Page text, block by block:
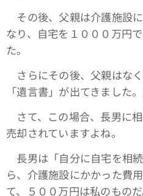
その後、父親は介護施設
なり、自宅を１０００万円
た。
さらにその後、父親はなく
「遺言書」が出てきました。
さて、この場合、長男に
売却されていますよね。
長男は「自分に自宅を相
ら、介護施設にかかった費
て、５００万円は私のもの